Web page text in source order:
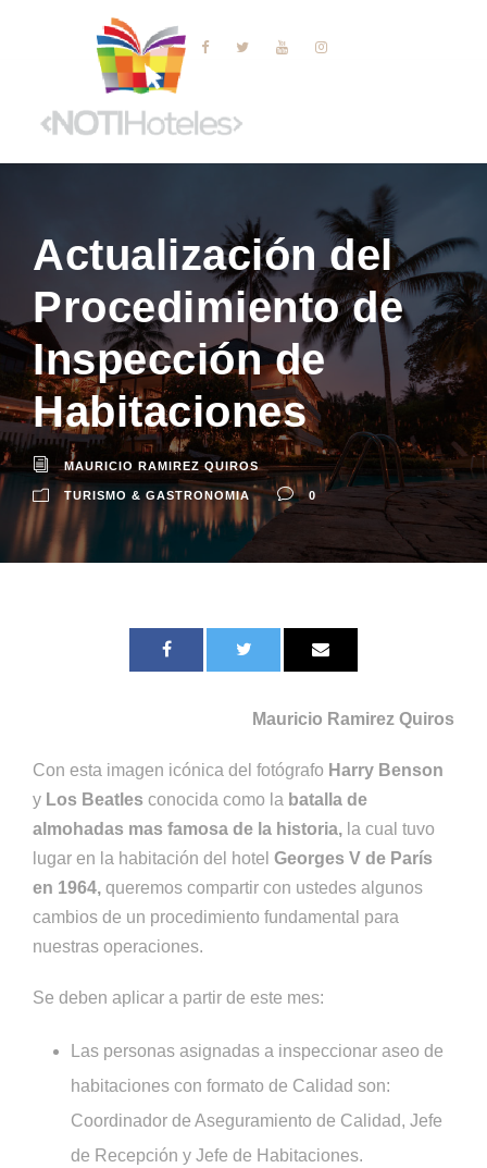
Actualización del
Procedimiento de
Inspección de
Habitaciones
MAURICIO RAMIREZ QUIROS
TURISMO & GASTRONOMIA 0
Mauricio Ramirez Quiros
Con esta imagen icónica del fotógrafo Harry Benson
y Los Beatles conocida como la batalla de
almohadas mas famosa de la historia, la cual tuvo
lugar en la habitación del hotel Georges V de París
en 1964, queremos compartir con ustedes algunos
cambios de un procedimiento fundamental para
nuestras operaciones.
Se deben aplicar a partir de este mes:
Las personas asignadas a inspeccionar aseo de
habitaciones con formato de Calidad son:
Coordinador de Aseguramiento de Calidad, Jefe
de Recepción y Jefe de Habitaciones.